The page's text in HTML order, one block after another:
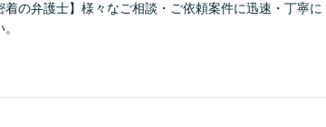
の弁護士】様々なご相談・ご依頼案件に迅速・丁寧に